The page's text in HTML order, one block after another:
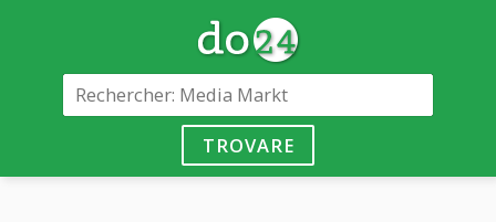
TROVARE